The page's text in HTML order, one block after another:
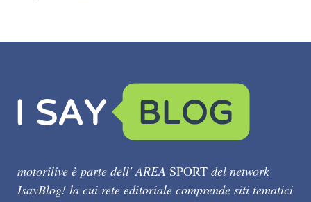
motorilive è parte dell' AREA SPORT del network
IsayBlog! la cui rete editoriale comprende siti tematici